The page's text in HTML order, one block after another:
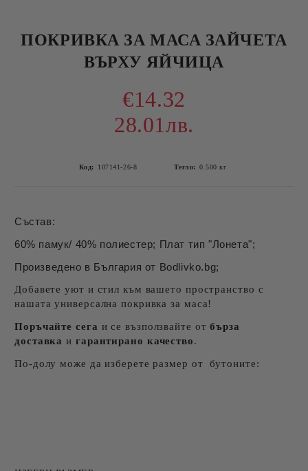
ПОКРИВКА ЗА МАСА ЗАЙЧЕТА
ВЪРХУ ЯЙЧИЦА
€14.32
28.01лв.
Код: 107141-26-8 Тегло: 0.500 кг
Състав:
60% памук/ 40% полиестер; Плат тип "Лонета";
Произведено в България от Bodlivko.bg;
Добавете уют и стил към вашето пространство с
нашата универсална покривка за маса!
Поръчайте сега и се възползвайте отбърза
доставка и гарантирано качество.
По-долу може да изберете размер от бутоните: